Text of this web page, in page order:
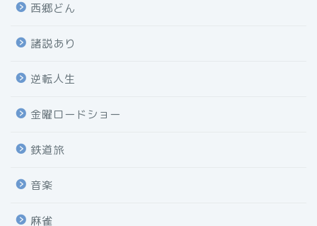
西郷どん
諸説あり
逆転人生
金曜ロードショー
鉄道旅
音楽
麻雀